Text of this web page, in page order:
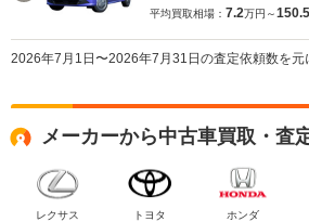
平均買取相場： 7.2万円～150.5
2026年7月1日〜2026年7月31日の査定依頼数を元
メーカーから中古車買取・査
レクサス トヨタ ホンダ